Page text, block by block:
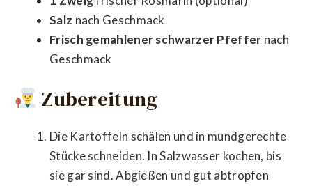
Salz nach Geschmack
Frisch gemahlener schwarzer Pfeffer nach
Geschmack
Zubereitung
Die Kartoffeln schälen und in mundgerechte
Stücke schneiden. In Salzwasser kochen, bis
sie gar sind. Abgießen und gut abtropfen